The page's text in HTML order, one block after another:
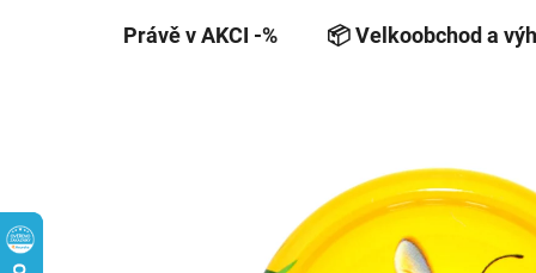
Právě v AKCI -% 📦 Velkoobchod a